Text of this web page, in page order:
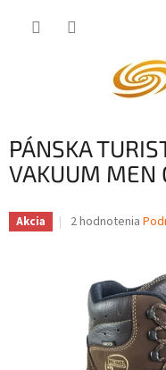
PÁNSKA
VAKUUM MEN
Akcia
Priemerné
hviezdičiek.
2 hodnotenia